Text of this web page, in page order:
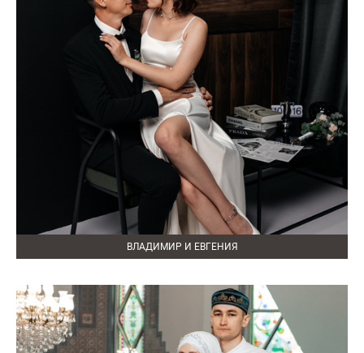
ВЛАДИМИР И ЕВГЕНИЯ